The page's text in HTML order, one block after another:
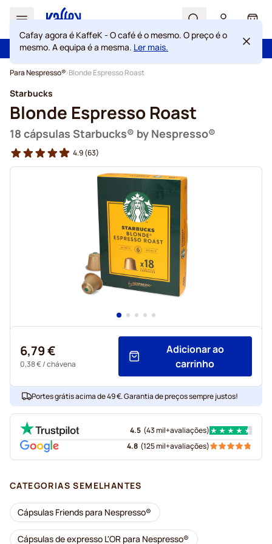
Ir para o Conteúdo
Search Cart
Portes grátis acima de 49 €
100 dias de direito de rescisão
Cafay agora é KaffeK - O café é o mesmo. O preço é o
mesmo. A equipa é a mesma. Ler mais.
Para Nespresso® Blonde Espresso Roast
Starbucks
Blonde Espresso Roast
18 cápsulas Starbucks® by Nespresso®
4.9(63)
6,79 €
0,38 €/ chávena
Adicionar ao
carrinho
Portes grátis acima de 49 €. Garantia de preços sempre justos!
4.5 (43 mil+avaliações)
4.8 (125 mil+avaliações)
CATEGORIAS SEMELHANTES
Cápsulas Friends para Nespresso®
Cápsulas de expresso L'OR para Nespresso®